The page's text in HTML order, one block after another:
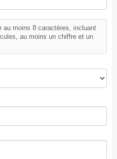
au moins 8 caractères, incluant
au moins un chiffre et un